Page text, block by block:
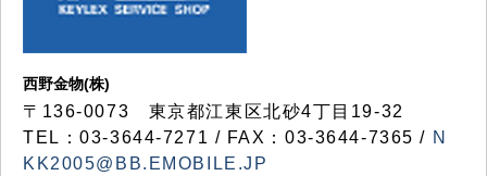
西野金物(株)
〒136-0073 東京都江東区北砂4丁目19-32
TEL：03‐3644‐7271 / FAX：03-3644-7365 / N
KK2005@BB.EMOBILE.JP